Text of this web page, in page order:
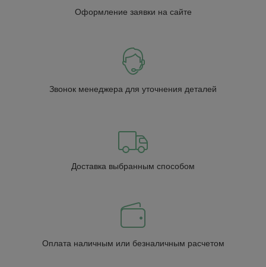
Оформление заявки на сайте
Звонок менеджера для уточнения деталей
Доставка выбранным способом
Оплата наличным или безналичным расчетом